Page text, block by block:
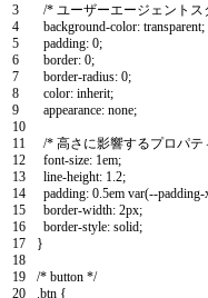
3
4
5
6
7
8
9
10
11
12
13
14
15
16
17
18
19
20
/* ユーザーエージェント
background-color: transparent;
padding: 0;
border: 0;
border-radius: 0;
color: inherit;
appearance: none;
/* 高さに影響するプロパ
font-size: 1em;
line-height: 1.2;
padding: 0.5em var(--padding-
border-width: 2px;
border-style: solid;
}
/* button */
.btn {